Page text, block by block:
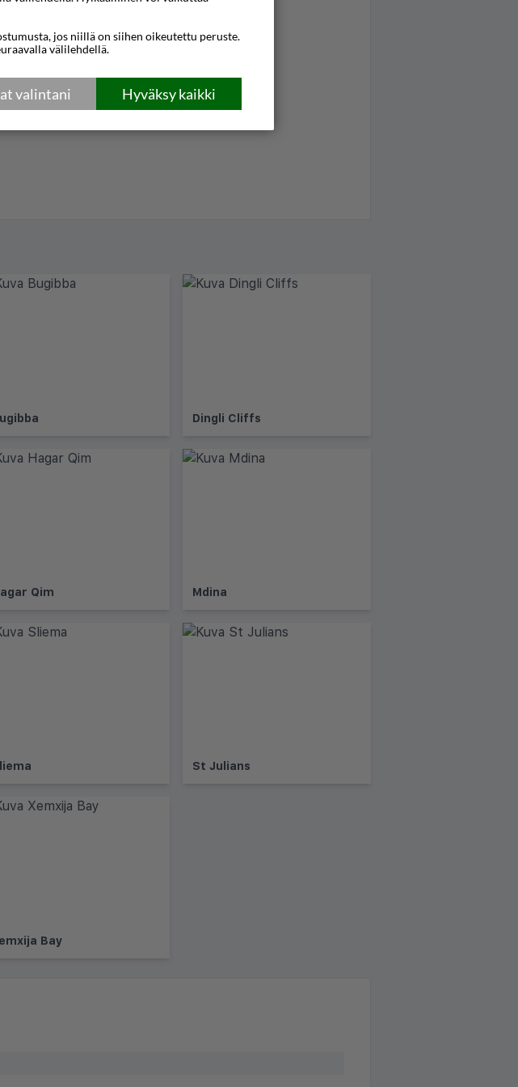
Dingli Cliffs
Qim Mdina
St Julians
Bay
jos niillä on siihen oikeutettu peruste.
välilehdellä.
Hyväksy kaikki
valintani